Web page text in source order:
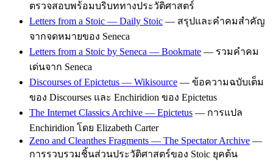
ตรวจสอบพร้อมบริบททางประวัติศาสตร์
Letters from a Stoic — Daily Stoic — สรุปและคำคมสำคัญ
จากจดหมายของ Seneca
Letters from a Stoic by Seneca — Bookmate — รวมคำคม
เด่นจาก Seneca
Discourses of Epictetus — Wikisource — ข้อความฉบับเต็ม
ของ Discourses และ Enchiridion ของ Epictetus
The Internet Classics Archive — Epictetus — การแปล
Enchiridion โดย Elizabeth Carter
Zeno and Cleanthes Fragments — The Spectator Archive —
การรวบรวมชิ้นส่วนประวัติศาสตร์ของ Stoic ยุคต้น